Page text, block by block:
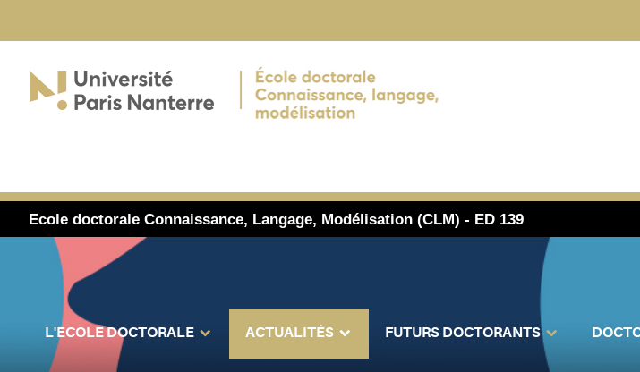
Ecole doctorale Connaissance, Langage, Modélisation (CLM) - ED 139
L'ECOLE DOCTORALE ACTUALITÉS FUTURS DOCTORANTS